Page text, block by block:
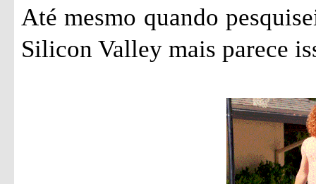
Até mesmo quando
Silicon Valley mais parece